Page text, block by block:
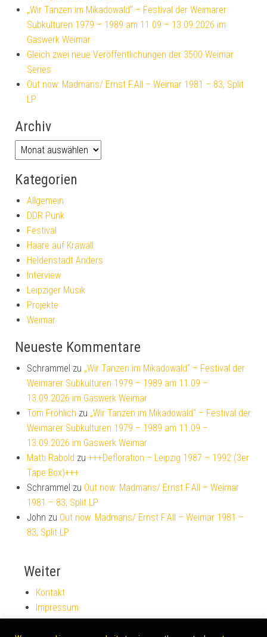
„Wir Tanzen im Mikadowald“ – Festival der Weimarer
Subkulturen 1979 – 1989 am 11.09 – 13.09.2026 im
Gaswerk Weimar
Gleich zwei neue Veröffentlichungen der 3500 Weimar
Series
Out now: Madmans/ Ernst F.All – Weimar 1981 – 83, Split
LP
Archiv
Kategorien
Allgemein
DDR Punk
Festival
Haare auf Krawall
Heldenstadt Anders
Interview
Leipziger Musik
Projekte
Weimar
Neueste Kommentare
Schrammel zu „Wir Tanzen im Mikadowald“ – Festival der
Weimarer Subkulturen 1979 – 1989 am 11.09 –
13.09.2026 im Gaswerk Weimar
Tom Fröhlich zu „Wir Tanzen im Mikadowald“ – Festival der
Weimarer Subkulturen 1979 – 1989 am 11.09 –
13.09.2026 im Gaswerk Weimar
Matti Rabold zu +++Defloration – Leipzig 1987 – 1992 (3er
Tape Box)+++
Schrammel zu Out now: Madmans/ Ernst F.All – Weimar
1981 – 83, Split LP
John zu Out now: Madmans/ Ernst F.All – Weimar 1981 –
83, Split LP
Weiter
Kontakt
Impressum